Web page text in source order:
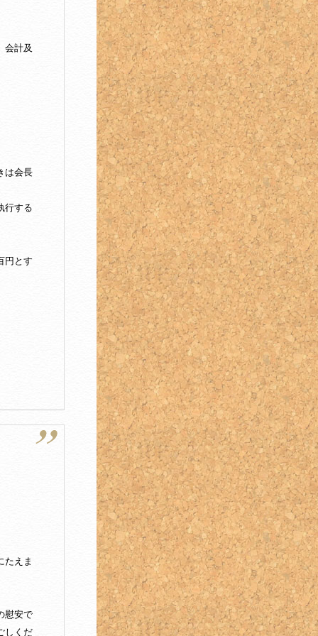
会計及
は会長
する
円とす
たえま
慰安で
しくだ